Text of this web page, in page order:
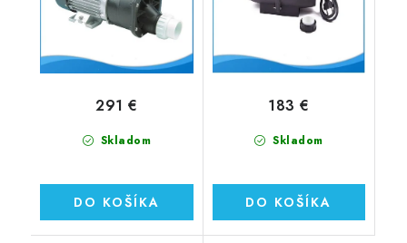
Skladom
291 €
DO KOŠÍKA
Skladom
183 €
DO KOŠÍKA